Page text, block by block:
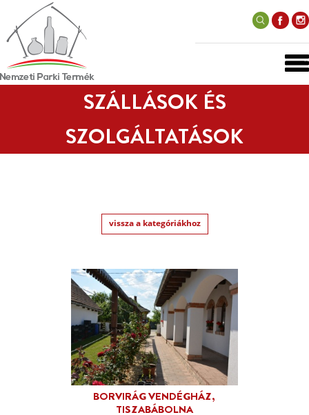
SZÁLLÁSOK ÉS
SZOLGÁLTATÁSOK
vissza a kategóriákhoz